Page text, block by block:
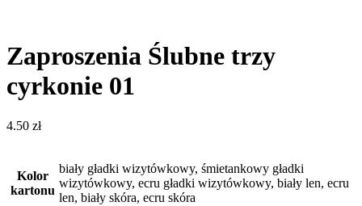
Zaproszenia Ślubne trzy
cyrkonie 01
4.50 zł
Kolor
kartonu
biały gładki wizytówkowy, śmietankowy gładki
wizytówkowy, ecru gładki wizytówkowy, biały len, ecru
len, biały skóra, ecru skóra